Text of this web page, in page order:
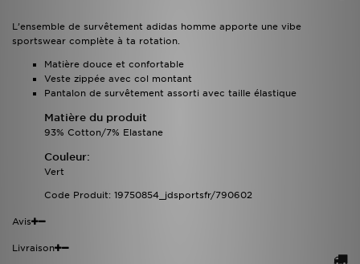
L’ensemble de survêtement adidas homme apporte une vibe
sportswear complète à ta rotation.
Matière douce et confortable
Veste zippée avec col montant
Pantalon de survêtement assorti avec taille élastique
Matière du produit
93% Cotton/7% Elastane
Couleur:
Vert
Code Produit: 19750854_jdsportsfr/790602
Avis
Livraison